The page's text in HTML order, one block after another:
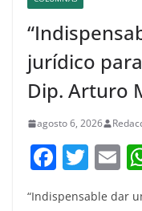
jurídico
Dip. Arturo
agosto 6, 2026
F T
w
E
“Indispensable dar